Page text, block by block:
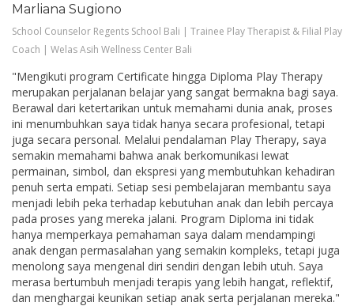
Marliana Sugiono
School Counselor Regents School Bali | Trainee Play Therapist & Filial Play
Coach | Welas Asih Wellness Center Bali
"Mengikuti program Certificate hingga Diploma Play Therapy
merupakan perjalanan belajar yang sangat bermakna bagi saya.
Berawal dari ketertarikan untuk memahami dunia anak, proses
ini menumbuhkan saya tidak hanya secara profesional, tetapi
juga secara personal. Melalui pendalaman Play Therapy, saya
semakin memahami bahwa anak berkomunikasi lewat
permainan, simbol, dan ekspresi yang membutuhkan kehadiran
penuh serta empati. Setiap sesi pembelajaran membantu saya
menjadi lebih peka terhadap kebutuhan anak dan lebih percaya
pada proses yang mereka jalani. Program Diploma ini tidak
hanya memperkaya pemahaman saya dalam mendampingi
anak dengan permasalahan yang semakin kompleks, tetapi juga
menolong saya mengenal diri sendiri dengan lebih utuh. Saya
merasa bertumbuh menjadi terapis yang lebih hangat, reflektif,
dan menghargai keunikan setiap anak serta perjalanan mereka."